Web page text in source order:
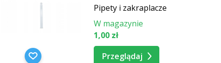
Pipety i zakraplacze
W magazynie
1,00 zł
Przeglądaj